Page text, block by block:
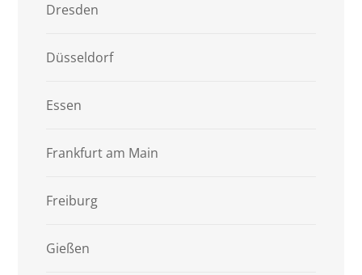
Dresden
Düsseldorf
Essen
Frankfurt am Main
Freiburg
Gießen